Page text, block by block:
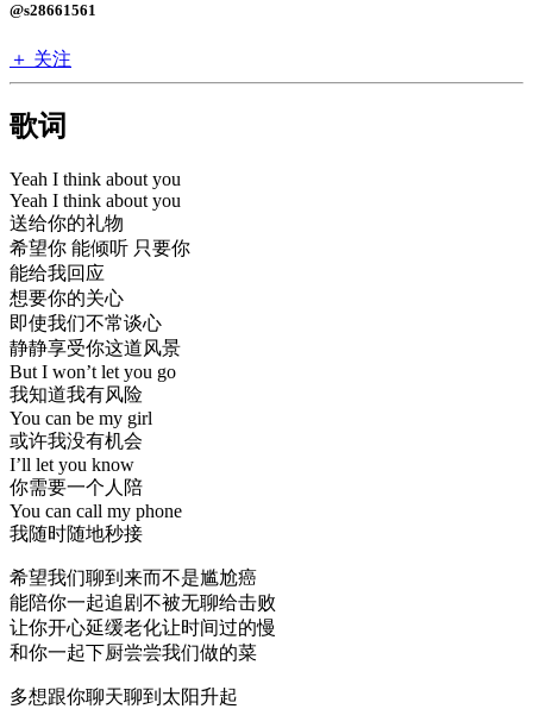
@s28661561
＋ 关注
歌词
Yeah I think about you
Yeah I think about you
送给你的礼物
希望你 能倾听 只要你
能给我回应
想要你的关心
即使我们不常谈心
静静享受你这道风景
But I won’t let you go
我知道我有风险
You can be my girl
或许我没有机会
I’ll let you know
你需要一个人陪
You can call my phone
我随时随地秒接
希望我们聊到来而不是尴尬癌
能陪你一起追剧不被无聊给击败
让你开心延缓老化让时间过的慢
和你一起下厨尝尝我们做的菜
多想跟你聊天聊到太阳升起